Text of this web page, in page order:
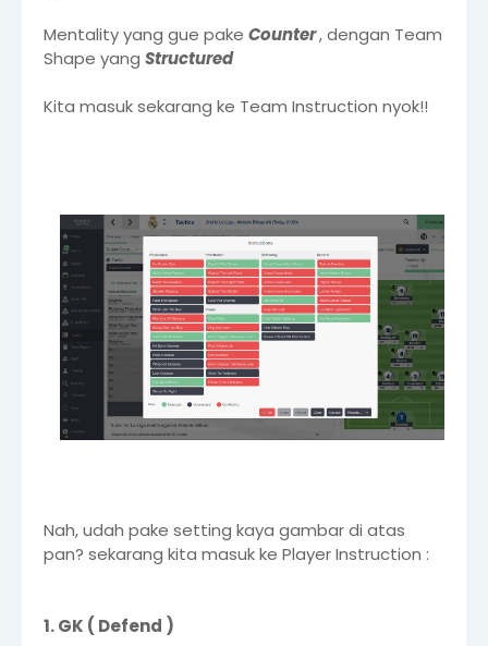
Mentality yang gue pake Counter, dengan Team
Shape yang Structured
Kita masuk sekarang ke Team Instruction nyok!!
Nah, udah pake setting kaya gambar di atas
pan? sekarang kita masuk ke Player Instruction :
1. GK ( Defend )